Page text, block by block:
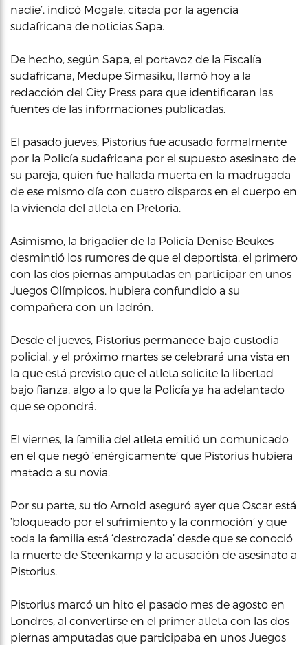
nadie’, indicó Mogale, citada por la agencia
sudafricana de noticias Sapa.
De hecho, según Sapa, el portavoz de la Fiscalía
sudafricana, Medupe Simasiku, llamó hoy a la
redacción del City Press para que identificaran las
fuentes de las informaciones publicadas.
El pasado jueves, Pistorius fue acusado formalmente
por la Policía sudafricana por el supuesto asesinato de
su pareja, quien fue hallada muerta en la madrugada
de ese mismo día con cuatro disparos en el cuerpo en
la vivienda del atleta en Pretoria.
Asimismo, la brigadier de la Policía Denise Beukes
desmintió los rumores de que el deportista, el primero
con las dos piernas amputadas en participar en unos
Juegos Olímpicos, hubiera confundido a su
compañera con un ladrón.
Desde el jueves, Pistorius permanece bajo custodia
policial, y el próximo martes se celebrará una vista en
la que está previsto que el atleta solicite la libertad
bajo fianza, algo a lo que la Policía ya ha adelantado
que se opondrá.
El viernes, la familia del atleta emitió un comunicado
en el que negó ‘enérgicamente’ que Pistorius hubiera
matado a su novia.
Por su parte, su tío Arnold aseguró ayer que Oscar está
‘bloqueado por el sufrimiento y la conmoción’ y que
toda la familia está ‘destrozada’ desde que se conoció
la muerte de Steenkamp y la acusación de asesinato a
Pistorius.
Pistorius marcó un hito el pasado mes de agosto en
Londres, al convertirse en el primer atleta con las dos
piernas amputadas que participaba en unos Juegos